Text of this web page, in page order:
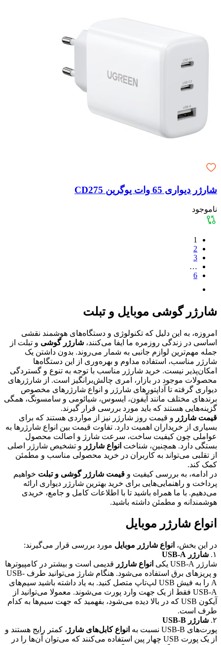
شارژر دیواری 65 وات یوگرین CD275
ناموجود
1
2
3
…
6
شارژر گوشی موبایل و تبلت
امروزه، به این دلیل که تکنولوژی و دستگاه‌های هوشمند نقشی
اساسی در زندگی روزمره ما ایفا می‌کنند، شارژر گوشی و تبلت از
جمله مهم‌ترین لوازم جانبی به شمار می‌روند. بدون داشتن یک
شارژر مناسب، استفاده مداوم و بهره‌وری از این دستگاه‌ها
امکان‌پذیر نیست. خرید شارژر مناسب با توجه به تنوع و گستردگی
محصولات موجود در بازار، امری چالش‌برانگیز است. از شارژرهای
دیواری گرفته تا آداپتورهای شارژر و انواع شارژرهای مخصوص
برندهای مختلف مانند آیفون، ایسوس، شیائومی و سامسونگ، همگی
گزینه‌هایی هستند که باید مورد بررسی قرار گیرند.
قیمت شارژر و قیمت روز شارژر نیز از مواردی هستند که برای
بسیاری از خریداران اهمیت دارد. تفاوت قیمت بین انواع شارژرها به
عواملی چون کیفیت ساخت، سرعت شارژ و اصالت محصول
بستگی دارد. همچنین، شناخت انواع شارژر و تشخیص شارژر اصلی
از تقلبی می‌تواند به کاربران در خرید محصولی مناسب و مطمئن
کمک کند.
در ادامه، به بررسی کیفیت و قیمت شارژر گوشی و تبلت خواهیم
پرداخت و راهنمایی‌هایی برای خرید بهترین شارژر دیواری ارائه
می‌دهیم. با ما همراه باشید تا با اطلاعات کامل و جامع، خریدی
هوشمندانه و مطمئن داشته باشید.
انواع شارژر موبایل
در این بخش، انواع شارژر موبایل مورد بررسی قرار می‌گیرند:
۱. شارژر USB-A
شارژر USB-A یکی
انواع شارژر قدیمی است و بیشتر در کامپیوترها
و پریزهای برق استفاده می‌شود. هنگام شارژ می‌توانید طرف USB-
A را به فیش USB لپ‌تاپ متصل کنید. به یاد داشته باشید سیم‌های
USB-A فقط از یک جهت وارد پورت می‌شوند. معمولا می‌توانید از
آیکون USB که در بالا دیده می‌شود، بفهمید که جهت سیم‌ها به کدام
طرف است.
۲. شارژر USB-B
پورت‌های USB-B نسبت به
انواع کابل‌های شارژ ، کمتر رایج هستند و
از یک پورت USB چهار پین استفاده می‌کنند که می‌توان آن‌ها را در